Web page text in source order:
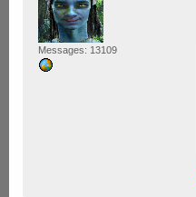
Messages: 13109